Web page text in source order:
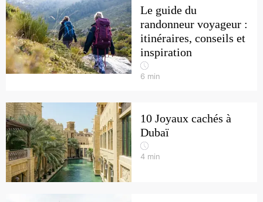
Le guide du
randonneur voyageur :
itinéraires, conseils et
inspiration
6 min
10 Joyaux cachés à
Dubaï
4 min